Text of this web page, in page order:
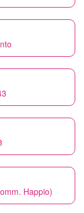
Happio)